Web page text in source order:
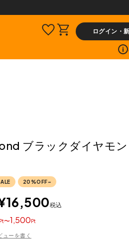
ログイン・
ブラックダイヤモン
20%OFF~
16,500税込
〜1,500
ューを書く